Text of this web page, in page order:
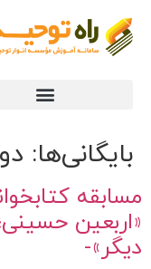
بایگانی‌ها:
«اربعین
دیگر»-